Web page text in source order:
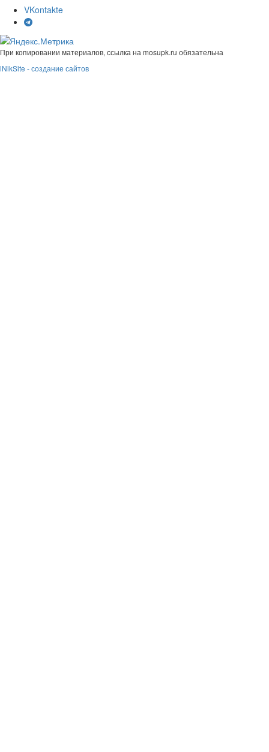
VKontakte
При копировании материалов, ссылка на mosupk.ru обязательна
iNikSite - создание сайтов